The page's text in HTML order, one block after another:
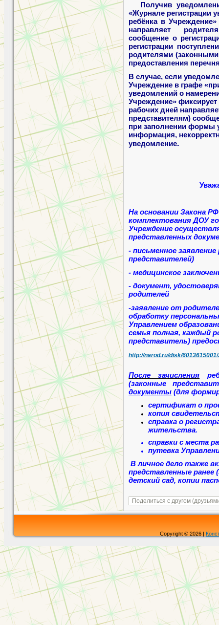
Получив
«Журнале регистрации
ребёнка в
направляет
сообщение о
регистрации
родителями
предоставления
В случае, если
Учреждение в графе
уведомлений о
Учреждение»
рабочих дней
представителям)
при заполнении формы
информация,
уведомление.
На основании Закона
комплектования ДОУ
Учреждение
представленных
- письменное
представителей)
- медицинское
- документ,
родителей
-заявление от
обработку
Управлением
семья полная, каждый
представитель)
http://narod.ru/disk/
После зачисления
(законные
документы (для
сертификат о
копия
справка о
жительства.
справки с места
путевка
В личное дело также
представленные ранее
детский сад, копии
Copyright © 2026 |